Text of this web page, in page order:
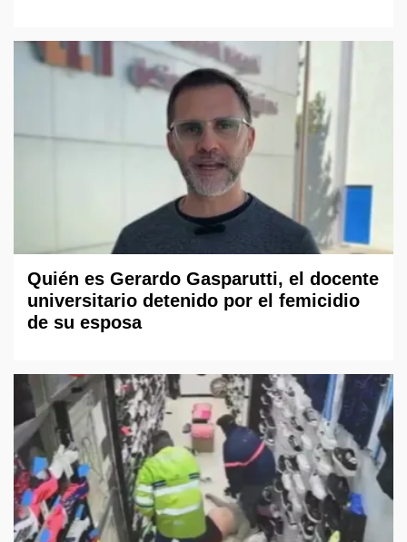
Quién es Gerardo Gasparutti, el docente
universitario detenido por el femicidio
de su esposa